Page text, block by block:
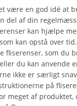
være en god idé at
del af din
kan hjælpe
kan opstå over
fliserenser, som du
du kan anvende
ikke er særligt
på
meget af produktet,